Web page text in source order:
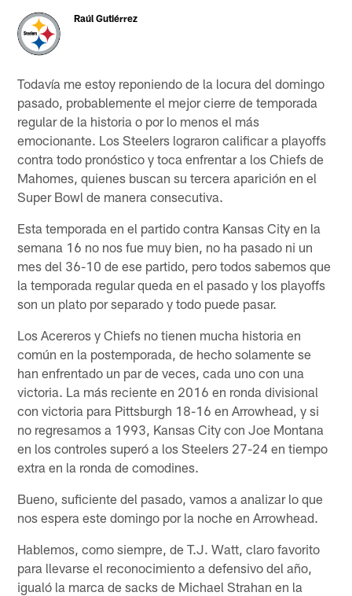
Raúl Gutiérrez
Todavía me estoy reponiendo de la locura del domingo
pasado, probablemente el mejor cierre de temporada
regular de la historia o por lo menos el más
emocionante. Los Steelers lograron calificar a playoffs
contra todo pronóstico y toca enfrentar a los Chiefs de
Mahomes, quienes buscan su tercera aparición en el
Super Bowl de manera consecutiva.
Esta temporada en el partido contra Kansas City en la
semana 16 no nos fue muy bien, no ha pasado ni un
mes del 36-10 de ese partido, pero todos sabemos que
la temporada regular queda en el pasado y los playoffs
son un plato por separado y todo puede pasar.
Los Acereros y Chiefs no tienen mucha historia en
común en la postemporada, de hecho solamente se
han enfrentado un par de veces, cada uno con una
victoria. La más reciente en 2016 en ronda divisional
con victoria para Pittsburgh 18-16 en Arrowhead, y si
no regresamos a 1993, Kansas City con Joe Montana
en los controles superó a los Steelers 27-24 en tiempo
extra en la ronda de comodines.
Bueno, suficiente del pasado, vamos a analizar lo que
nos espera este domingo por la noche en Arrowhead.
Hablemos, como siempre, de T.J. Watt, claro favorito
para llevarse el reconocimiento a defensivo del año,
igualó la marca de sacks de Michael Strahan en la